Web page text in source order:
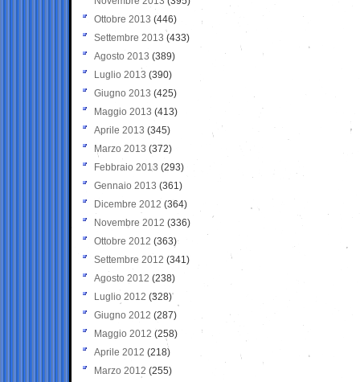
Ottobre 2013 (446)
Settembre 2013 (433)
Agosto 2013 (389)
Luglio 2013 (390)
Giugno 2013 (425)
Maggio 2013 (413)
Aprile 2013 (345)
Marzo 2013 (372)
Febbraio 2013 (293)
Gennaio 2013 (361)
Dicembre 2012 (364)
Novembre 2012 (336)
Ottobre 2012 (363)
Settembre 2012 (341)
Agosto 2012 (238)
Luglio 2012 (328)
Giugno 2012 (287)
Maggio 2012 (258)
Aprile 2012 (218)
Marzo 2012 (255)